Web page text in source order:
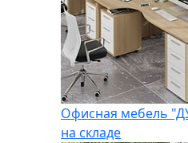
Офисная мебель
на складе